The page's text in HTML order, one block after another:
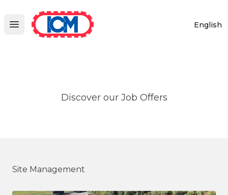
Open main menu
ICM
English
Discover our Job Offers
Site Management